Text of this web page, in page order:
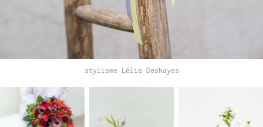
stylisme Lélia Deshayes